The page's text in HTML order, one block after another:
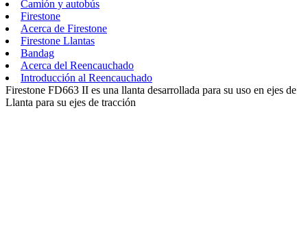
Camión y autobús
Firestone
Acerca de Firestone
Firestone Llantas
Bandag
Acerca del Reencauchado
Introducción al Reencauchado
Firestone FD663 II es una llanta desarrollada para su uso en ejes
Llanta para su ejes de tracción